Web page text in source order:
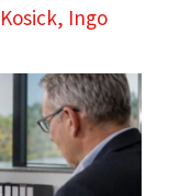
, Ingo